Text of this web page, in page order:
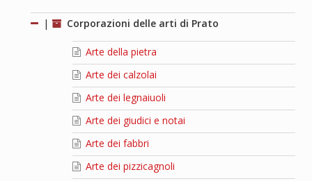
| Corporazioni delle arti di Prato
Arte della pietra
Arte dei calzolai
Arte dei legnaiuoli
Arte dei giudici e notai
Arte dei fabbri
Arte dei pizzicagnoli